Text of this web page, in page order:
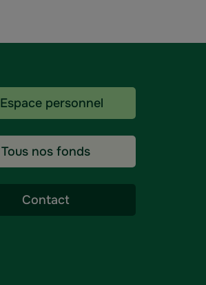
Espace personnel
Tous nos fonds
Contact